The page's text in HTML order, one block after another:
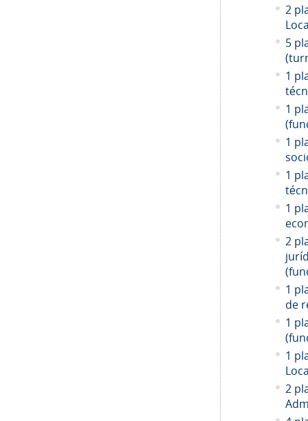
2
5
1
1
1
1
1
2
1
de
1
1
2